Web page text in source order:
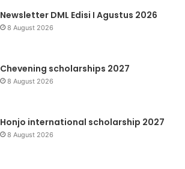
Newsletter DML Edisi I Agustus 2026
8 August 2026
Chevening scholarships 2027
8 August 2026
Honjo international scholarship 2027
8 August 2026